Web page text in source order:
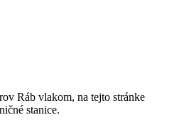
Ráb vlakom, na tejto stránke
stanice.